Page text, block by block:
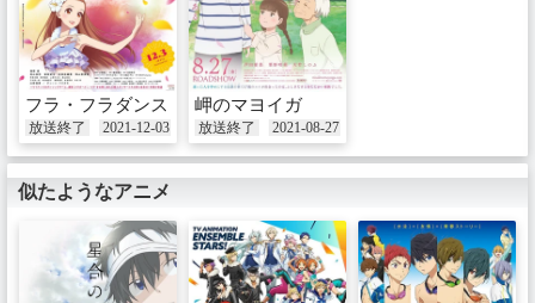
フラ・フラダンス
放送終了 2021-12-03
岬のマヨイガ
放送終了 2021-08-27
似たようなアニメ